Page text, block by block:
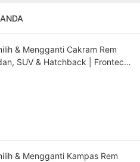
& Mengganti Cakram Rem
SUV & Hatchback | Frontech
& Mengganti Kampas Rem